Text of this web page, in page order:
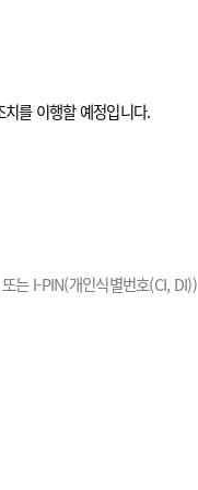
를 이행할 예정입니다.
는 I-PIN(개인식별번호(CI, DI))